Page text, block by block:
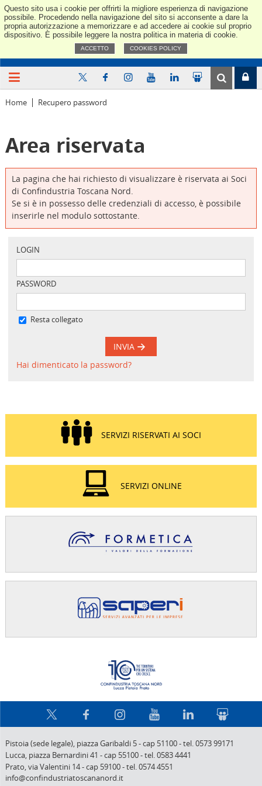
Questo sito usa i cookie per offrirti la migliore esperienza di navigazione
possibile. Procedendo nella navigazione del sito si acconsente a dare la
propria autorizzazione a memorizzare e ad accedere ai cookie sul proprio
dispositivo. È possibile leggere la nostra politica in materia di cookie.
ACCETTO COOKIES POLICY
Home Recupero password
Area riservata
La pagina che hai richiesto di visualizzare è riservata ai Soci
di Confindustria Toscana Nord.
Se si è in possesso delle credenziali di accesso, è possibile
inserirle nel modulo sottostante.
LOGIN
PASSWORD
Resta collegato
INVIA
Hai dimenticato la password?
SERVIZI RISERVATI AI SOCI
SERVIZI ONLINE
Pistoia (sede legale), piazza Garibaldi 5-cap 51100-tel. 0573 99171
Lucca, piazza Bernardini 41 -cap 55100-tel. 0583 4441
Prato,via Valentini 14-cap 59100-tel. 0574 4551
info@confindustriatoscananord.it